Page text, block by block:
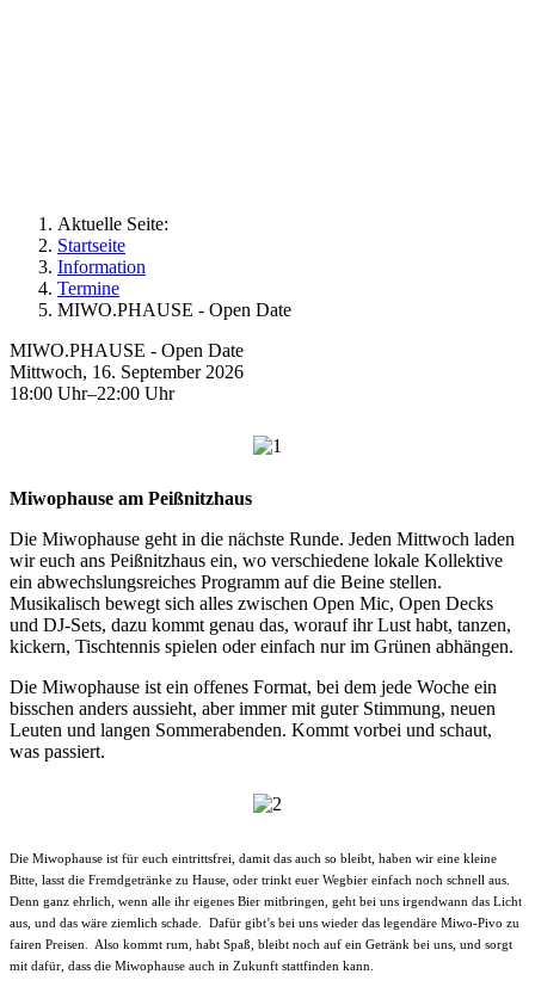
Aktuelle Seite:
Startseite
Information
Termine
MIWO.PHAUSE - Open Date
MIWO.PHAUSE - Open Date
Mittwoch, 16. September 2026
18:00 Uhr–22:00 Uhr
Miwophause am Peißnitzhaus
Die Miwophause geht in die nächste Runde. Jeden Mittwoch laden
wir euch ans Peißnitzhaus ein, wo verschiedene lokale Kollektive
ein abwechslungsreiches Programm auf die Beine stellen.
Musikalisch bewegt sich alles zwischen Open Mic, Open Decks
und DJ-Sets, dazu kommt genau das, worauf ihr Lust habt, tanzen,
kickern, Tischtennis spielen oder einfach nur im Grünen abhängen.
Die Miwophause ist ein offenes Format, bei dem jede Woche ein
bisschen anders aussieht, aber immer mit guter Stimmung, neuen
Leuten und langen Sommerabenden. Kommt vorbei und schaut,
was passiert.
Die Miwophause ist für euch eintrittsfrei, damit das auch so bleibt, haben wir eine kleine
Bitte, lasst die Fremdgetränke zu Hause, oder trinkt euer Wegbier einfach noch schnell aus.
Denn ganz ehrlich, wenn alle ihr eigenes Bier mitbringen, geht bei uns irgendwann das Licht
aus, und das wäre ziemlich schade. Dafür gibt’s bei uns wieder das legendäre Miwo-Pivo zu
fairen Preisen. Also kommt rum, habt Spaß, bleibt noch auf ein Getränk bei uns, und sorgt
mit dafür, dass die Miwophause auch in Zukunft stattfinden kann.